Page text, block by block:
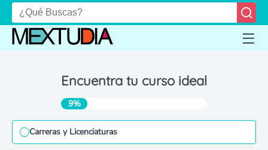
Encuentra tu curso ideal
9%
Carreras y Licenciaturas